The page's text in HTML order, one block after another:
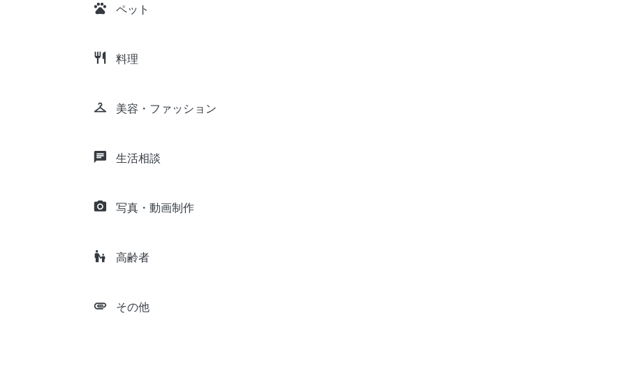
pets ペット
restaurant 料理
checkroom 美容・ファッション
chat 生活相談
camera_alt 写真・動画制作
escalator_warning 高齢者
attachment その他